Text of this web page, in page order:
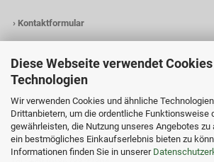
Diese Webseite verwendet
Technologien
Wir verwenden Cookies und ähnliche
Drittanbietern, um die ordentliche Funktionsweise
gewährleisten, die Nutzung unseres Angebotes zu
ein bestmögliches Einkaufserlebnis bieten zu
Informationen finden Sie in unserer
› Kontaktformular
KONTAKTDATEN
Angelhütte
Inh.: Christina Heß
Preßwitzer Str. 18
D-07338 Hohenwarte